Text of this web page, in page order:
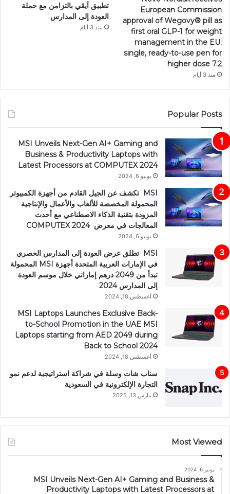
European Commission
approval of Wegovy®️ pill as
first oral GLP-1 for weight
management in the EU;
single, ready-to-use pen for
higher dose 7.2
منذ 3 أيام
تطبيق آيڤي بالتزامن مع حملة
العودة إلى المدارس
منذ 3 أيام
Popular Posts
MSI Unveils Next-Gen AI+ Gaming and
Business & Productivity Laptops with
Latest Processors at COMPUTEX 2024
يونيو 6, 2024
MSI تكشف عن الجيل القادم من أجهزة الكمبيوتر
المحمولة المخصصة للألعاب والأعمال والإنتاجية
المزودة بتقنية الذكاء الاصطناعي مع أحدث
المعالجات في معرض COMPUTEX 2024
يونيو 6, 2024
MSI تطلق عرض العودة إلى المدارس الحصري
في الإمارات العربية المتحدة أجهزة MSI المحمولة
تبدأ من 2049 درهم إماراتي خلال موسم العودة
إلى المدارس 2024
أغسطس 18, 2024
MSI Laptops Launches Exclusive Back-
to-School Promotion in the UAE MSI
Laptops starting from AED 2049 during
Back to School 2024
أغسطس 18, 2024
سناب شات وسلة في شراكة استراتيجية لدعم نمو
التجارة الإلكترونية في السعودية
مارس 13, 2025
Most Viewed
يونيو 6, 2024
MSI Unveils Next-Gen AI+ Gaming and Business &
Productivity Laptops with Latest Processors at